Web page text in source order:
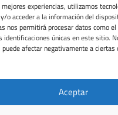
experiencias, utilizamos
o acceder a la información del
nos permitirá procesar datos como
identificaciones únicas en este sitio.
afectar negativamente a
Aceptar